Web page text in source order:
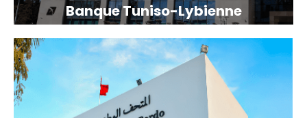
Banque Tuniso-Lybienne